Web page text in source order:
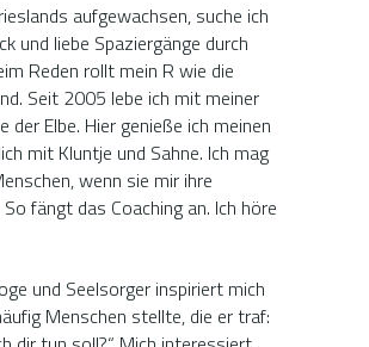
aufgewachsen, suche ich
und liebe Spaziergänge durch
Reden rollt mein R wie die
Seit 2005 lebe ich mit meiner
der Elbe. Hier genieße ich meinen
mit Kluntje und Sahne. Ich mag
wenn sie mir ihre
fängt das Coaching an. Ich höre
und Seelsorger inspiriert mich
Menschen stellte, die er traf: